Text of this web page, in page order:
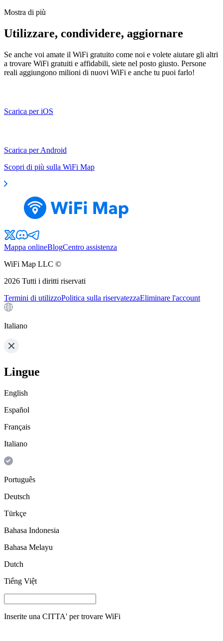
Mostra di più
Utilizzare, condividere, aggiornare
Se anche voi amate il WiFi gratuito come noi e volete aiutare gli altri
a trovare WiFi gratuiti e affidabili, siete nel posto giusto. Persone
reali aggiungono milioni di nuovi WiFi e anche tu puoi farlo!
Scarica per iOS
Scarica per Android
Scopri di più sulla WiFi Map
Mappa onlineBlogCentro assistenza
WiFi Map LLC ©
2026 Tutti i diritti riservati
Termini di utilizzoPolitica sulla riservatezzaEliminare l'account
Italiano
Lingue
English
Español
Français
Italiano
Português
Deutsch
Türkçe
Bahasa Indonesia
Bahasa Melayu
Dutch
Tiếng Việt
Inserite una CITTA' per trovare WiFi